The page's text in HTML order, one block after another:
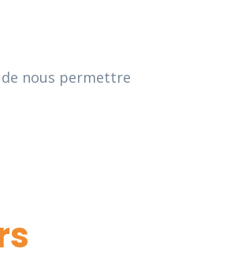
de nous permettre